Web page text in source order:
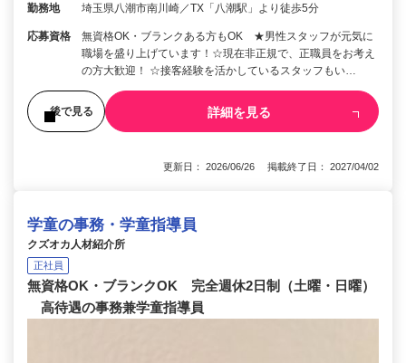
勤務地 埼玉県八潮市南川崎／TX「八潮駅」より徒歩5分
応募資格
無資格OK・ブランクある方もOK ★男性スタッフが元気に
職場を盛り上げています！☆現在非正規で、正職員をお考え
の方大歓迎！ ☆接客経験を活かしているスタッフもい…
後で見る 詳細を見る
更新日： 2026/06/26 掲載終了日： 2027/04/02
学童の事務・学童指導員
クズオカ人材紹介所
正社員
無資格OK・ブランクOK 完全週休2日制（土曜・日曜）
高待遇の事務兼学童指導員